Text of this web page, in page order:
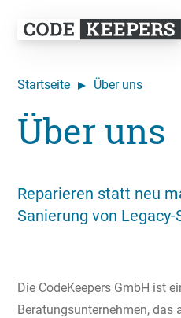
Startseite Über uns
Über uns
Reparieren statt neu
Sanierung von
Die CodeKeepers GmbH ist
Beratungsunternehmen, das